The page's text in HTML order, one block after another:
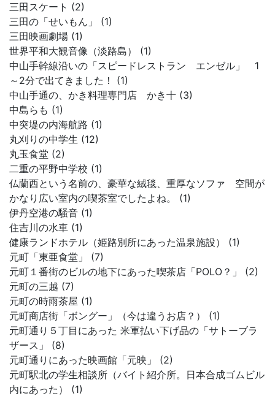
三田スケート (2)
三田の「せいもん」 (1)
三田映画劇場 (1)
世界平和大観音像（淡路島） (1)
中山手幹線沿いの「スピードレストラン エンゼル」 1
～2分で出てきました！ (1)
中山手通の、かき料理専門店 かき十 (3)
中島らも (1)
中突堤の内海航路 (1)
丸刈りの中学生 (12)
丸玉食堂 (2)
二重の平野中学校 (1)
仏蘭西という名前の、豪華な絨毯、重厚なソファ 空間が
かなり広い室内の喫茶室でしたよね。 (1)
伊丹空港の騒音 (1)
住吉川の水車 (1)
健康ランドホテル（姫路別所にあった温泉施設） (1)
元町「東亜食堂」 (7)
元町１番街のビルの地下にあった喫茶店「POLO？」 (2)
元町の三越 (7)
元町の時雨茶屋 (1)
元町商店街「ボングー」（今は違うお店？） (1)
元町通り５丁目にあった 米軍払い下げ品の「サトーブラ
ザース」 (8)
元町通りにあった映画館「元映」 (2)
元町駅北の学生相談所（バイト紹介所。日本合成ゴムビル
内にあった） (1)